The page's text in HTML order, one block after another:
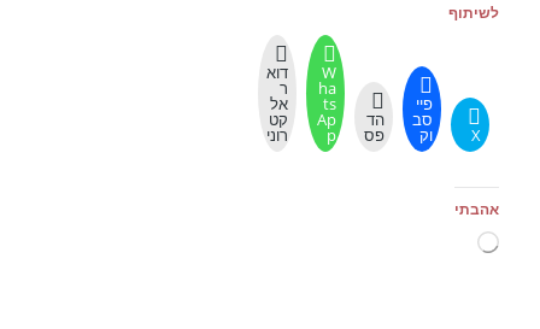
לשיתוף
X
פיי
סב
וק
הד
פס
W
ha
ts
Ap
p
דוא
ר
אל
קט
רוני
אהבתי
טוען...